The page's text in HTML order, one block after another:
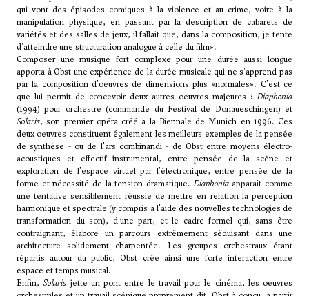
qui vont des épisodes comiques à la violence et au crime, voire à la
manipulation physique, en passant par la description de cabarets de
variétés et des salles de jeux, il fallait que, dans la composition, je tente
d'atteindre une structuration analogue à celle du film».
Composer une musique fort complexe pour une durée aussi longue
apporta à Obst une expérience de la durée musicale qui ne s'apprend pas
par la composition d'oeuvres de dimensions plus «normales». C'est ce
que lui permit de concevoir deux autres oeuvres majeures : Diaphonia
(1994) pour orchestre (commande du Festival de Donaueschingen) et
Solaris, son premier opéra créé à la Biennale de Munich en 1996. Ces
deux oeuvres constituent également les meilleurs exemples de la pensée
de synthèse - ou de l'ars combinandi - de Obst entre moyens électro-
acoustiques et effectif instrumental, entre pensée de la scène et
exploration de l'espace virtuel par l'électronique, entre pensée de la
forme et nécessité de la tension dramatique. Diaphoniaapparaît comme
une tentative sensiblement réussie de mettre en relation la perception
harmonique et spectrale (y compris à l'aide des nouvelles technologies de
transformation du son), d'une part, et le cadre formel qui, sans être
contraignant, élabore un parcours extrêmement séduisant dans une
architecture solidement charpentée. Les groupes orchestraux étant
répartis autour du public, Obst crée ainsi une forte interaction entre
espace et temps musical.
Enfin,Solaris jette un pont entre le travail pour le cinéma, les oeuvres